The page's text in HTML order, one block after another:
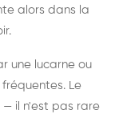
alors dans la
une lucarne ou
Le
— il n'est pas rare